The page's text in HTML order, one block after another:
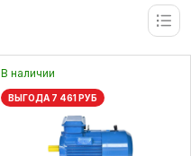
В наличии
ВЫГОДА 7 461 РУБ